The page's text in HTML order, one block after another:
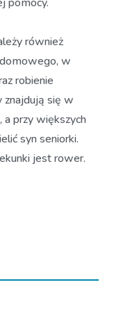
również
w
robienie
znajdują się w
a przy większych
syn seniorki.
jest rower.